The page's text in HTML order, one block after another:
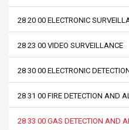
28 20 00 ELECTRONIC
28 23 00 VIDEO SURVEILLANCE
28 30 00 ELECTRONIC
28 31 00 FIRE DETECTION AND
28 33 00 GAS DETECTION AND